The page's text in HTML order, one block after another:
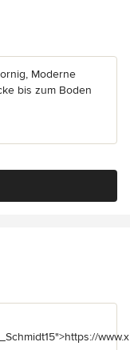
Moderne
bis zum Boden